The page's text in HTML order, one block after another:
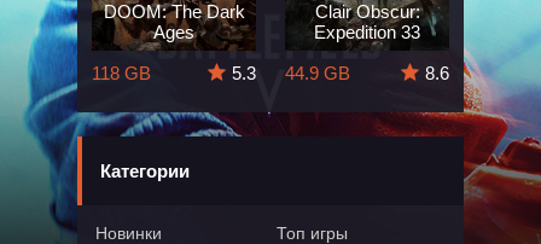
The
5.7
DOOM: The Dark
Ages
118 GB
5.3
Clair Obscur:
Expedition 33
44.9 GB
8.6
164 GB
Категории
Новинки
Топ игры